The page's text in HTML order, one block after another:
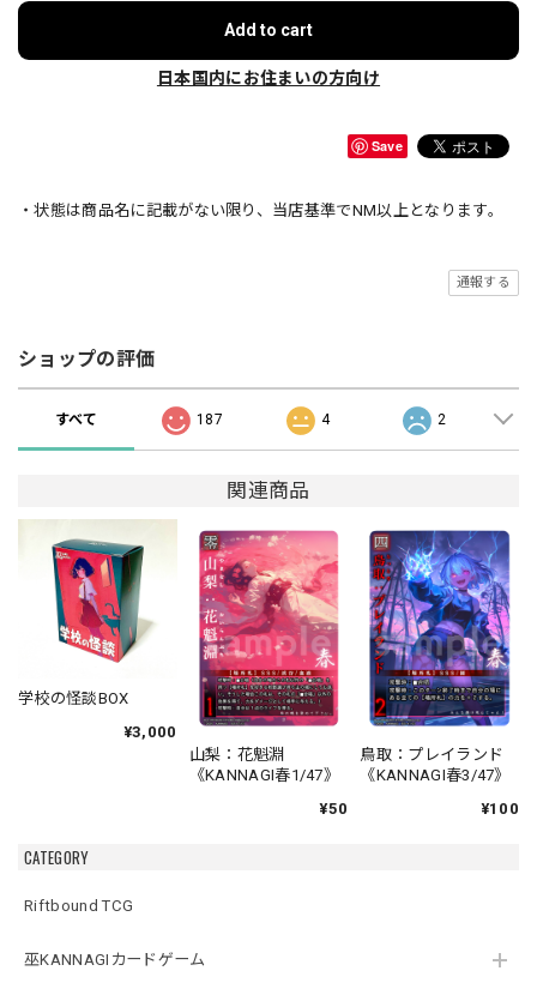
CATEGORY
Riftbound TCG
巫KANNAGIカードゲーム
Add to cart
日本国内にお住まいの方向け
Save
・状態は商品名に記載がない限り、当店基準でNM以上となります。
通報する
ショップの評価
すべて 187 4 2
関連商品
学校の怪談BOX
¥3,000
山梨：花魁淵
《KANNAGI春1/47》
¥50
鳥取：プレイランド
《KANNAGI春3/47》
¥100